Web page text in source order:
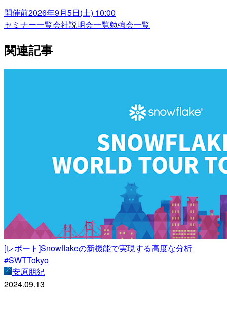
開催前2026年9月5日(土) 10:00
セミナー一覧会社説明会一覧勉強会一覧
関連記事
[レポート]Snowflakeの新機能で実現する高度な分析
#SWTTokyo
安原朋紀
2024.09.13